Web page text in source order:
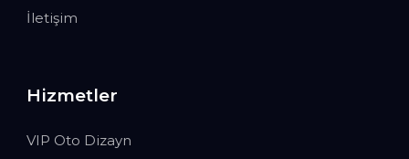
İletişim
Hizmetler
VIP Oto Dizayn